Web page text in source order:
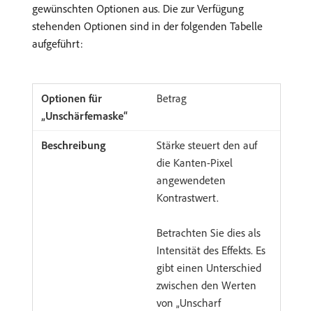
gewünschten Optionen aus. Die zur Verfügung
stehenden Optionen sind in der folgenden Tabelle
aufgeführt:
Betrag
Stärke steuert den auf
die Kanten-Pixel
angewendeten
Kontrastwert.
Betrachten Sie dies als
Intensität des Effekts. Es
gibt einen Unterschied
zwischen den Werten
von „Unscharf